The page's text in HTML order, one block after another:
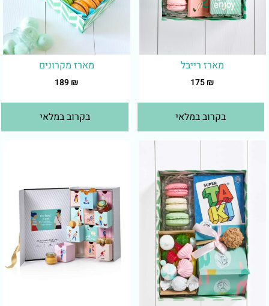
מארז רייבל
175₪
בקרוב במלאי
מארז מקרונים
189₪
בקרוב במלאי